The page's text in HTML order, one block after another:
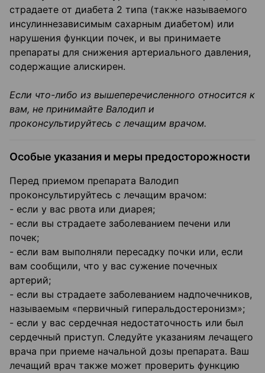
страдаете от диабета 2 типа (также называемого
инсулиннезависимым сахарным диабетом) или
нарушения функции почек, и вы принимаете
препараты для снижения артериального давления,
содержащие алискирен.
Если что-либо из вышеперечисленного относится к
вам, не принимайте Валодип и
проконсультируйтесь с лечащим врачом.
Особые указания и меры предосторожности
Перед приемом препарата Валодип
проконсультируйтесь с лечащим врачом:
- если у вас рвота или диарея;
- если вы страдаете заболеванием печени или
почек;
- если вам выполняли пересадку почки или, если
вам сообщили, что у вас сужение почечных
артерий;
- если вы страдаете заболеванием надпочечников,
называемым «первичный гиперальдостеронизм»;
- если у вас сердечная недостаточность или был
сердечный приступ. Следуйте указаниям лечащего
врача при приеме начальной дозы препарата. Ваш
лечащий врач также может проверить функцию